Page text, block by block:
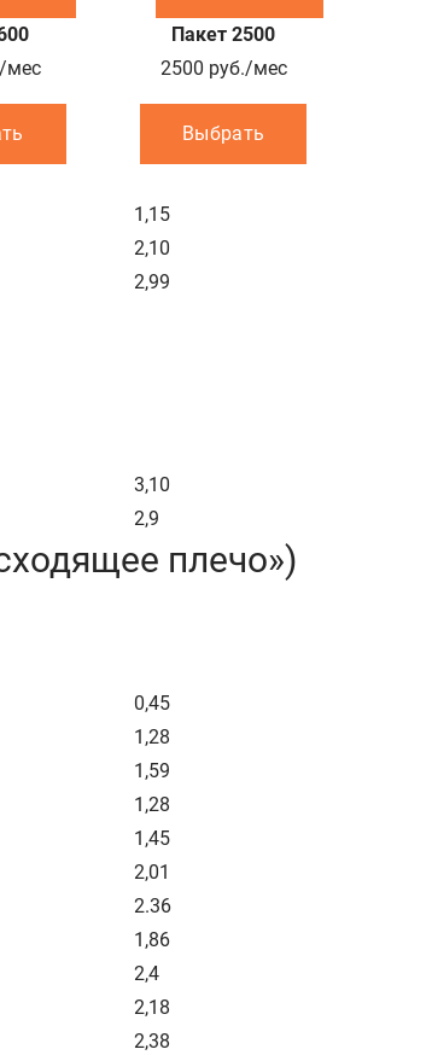
мес
Пакет 2500
2500 руб./мес
Выбрать
1,15
2,10
2,99
3,10
2,9
плечо»)
0,45
1,28
1,59
1,28
1,45
2,01
2.36
1,86
2,4
2,18
2,38